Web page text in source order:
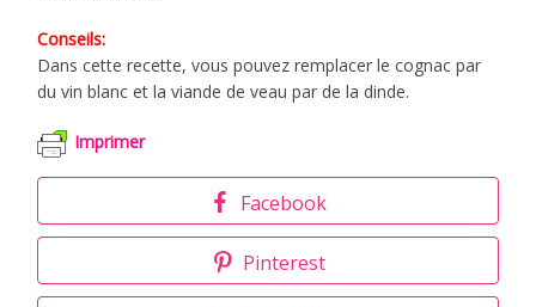
Conseils:
Dans cette recette, vous pouvez remplacer le cognac par
du vin blanc et la viande de veau par de la dinde.
Imprimer
Facebook
Pinterest